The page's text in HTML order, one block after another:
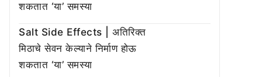
शकतात ‘या’ समस्या
Salt Side Effects | अतिरिक्त
मिठाचे सेवन केल्याने निर्माण होऊ
शकतात ‘या’ समस्या